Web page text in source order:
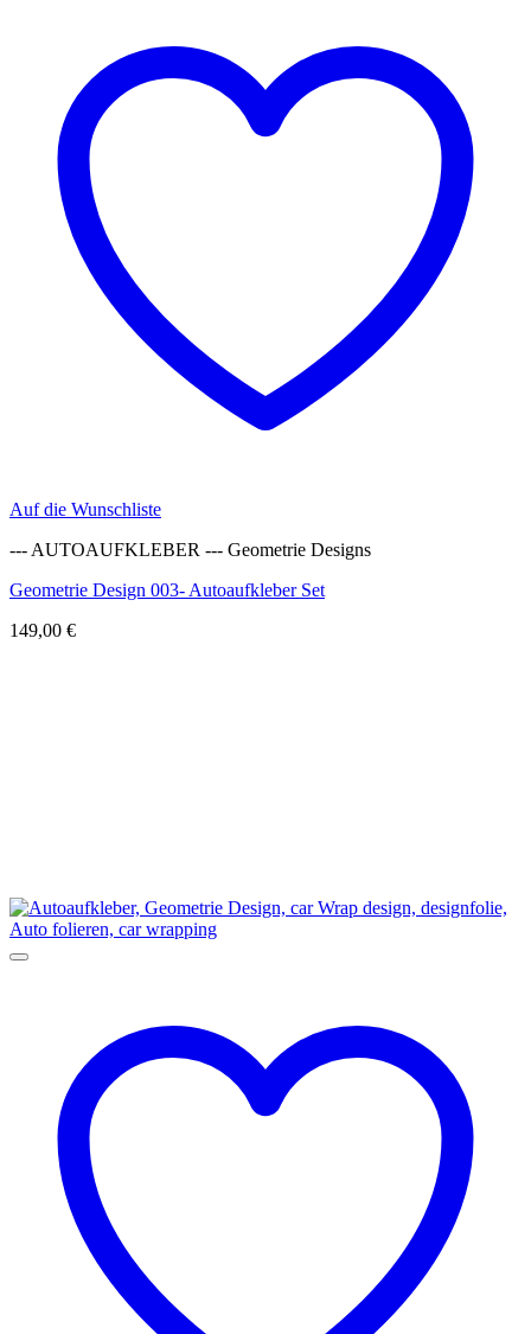
Auf die Wunschliste
--- AUTOAUFKLEBER --- Geometrie Designs
Geometrie Design 003- Autoaufkleber Set
149,00 €